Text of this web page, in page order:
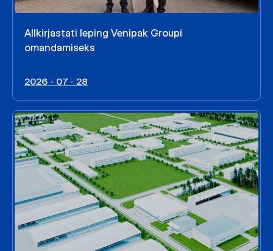
Allkirjastati leping Venipak Groupi
omandamiseks
2026 - 07 - 28